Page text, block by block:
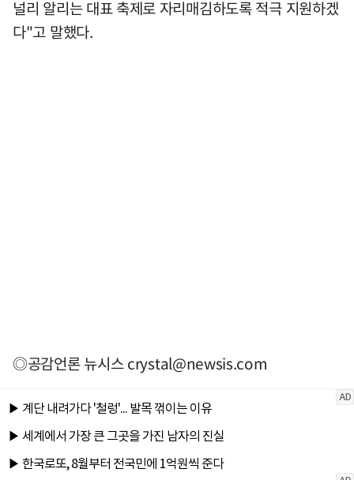
널리 알리는 대표 축제로 자리매김하도록 적극 지원하겠
다"고 말했다.
◎공감언론 뉴시스crystal@newsis.com